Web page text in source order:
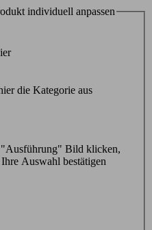
individuell anpassen
die Kategorie aus
"Ausführung" Bild klicken,
Auswahl bestätigen